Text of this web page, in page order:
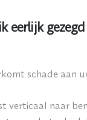
eerlijk
schade aan
verticaal naar